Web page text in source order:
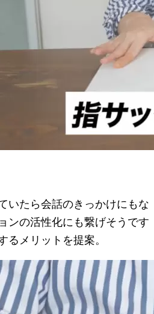
いたら会話のきっかけにもな
ンの活性化にも繋げそうです
るメリットを提案。